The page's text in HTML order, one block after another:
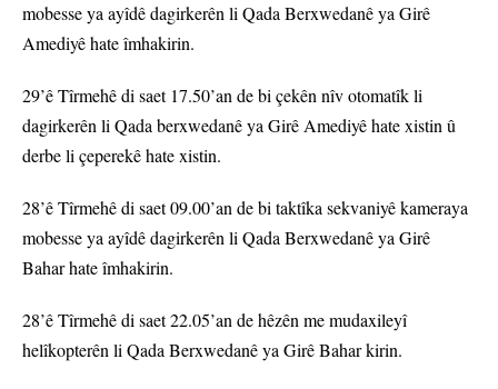
mobesse ya ayîdê dagirkerên li Qada Berxwedanê ya Girê
Amediyê hate îmhakirin.
29’ê Tîrmehê di saet 17.50’an de bi çekên nîv otomatîk li
dagirkerên li Qada berxwedanê ya Girê Amediyê hate xistin û
derbe li çeperekê hate xistin.
28’ê Tîrmehê di saet 09.00’an de bi taktîka sekvaniyê kameraya
mobesse ya ayîdê dagirkerên li Qada Berxwedanê ya Girê
Bahar hate îmhakirin.
28’ê Tîrmehê di saet 22.05’an de hêzên me mudaxileyî
helîkopterên li Qada Berxwedanê ya Girê Bahar kirin.